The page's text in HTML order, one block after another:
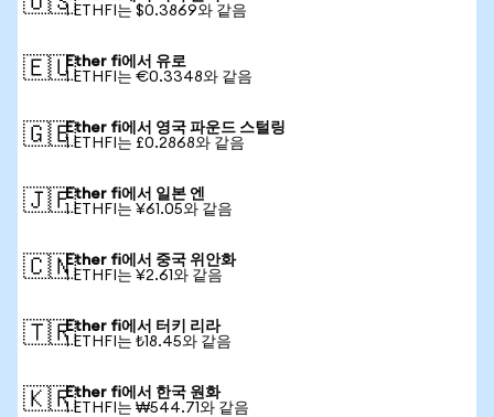
1 ETHFI는 $0.3869와 같음
🇪🇺Ether fi에서 유로
1 ETHFI는 €0.3348와 같음
🇬🇧Ether fi에서 영국 파운드 스털링
1 ETHFI는 £0.2868와 같음
🇯🇵Ether fi에서 일본 엔
1 ETHFI는 ¥61.05와 같음
🇨🇳Ether fi에서 중국 위안화
1 ETHFI는 ¥2.61와 같음
🇹🇷Ether fi에서 터키 리라
1 ETHFI는 ₺18.45와 같음
🇰🇷Ether fi에서 한국 원화
1 ETHFI는 ₩544.71와 같음